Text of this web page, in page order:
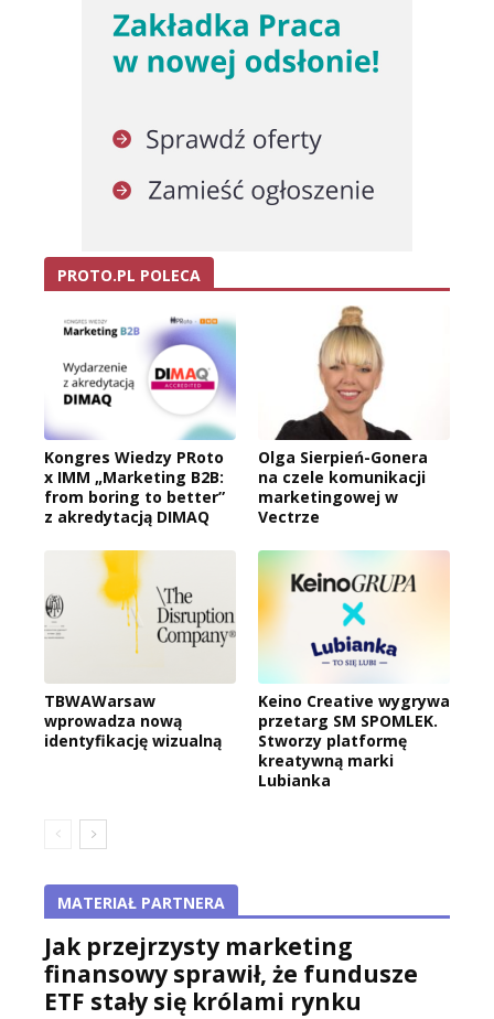
PROTO.PL POLECA
Kongres Wiedzy PRoto
x IMM „Marketing B2B:
from boring to better”
z akredytacją DIMAQ
Olga Sierpień-Gonera
na czele komunikacji
marketingowej w
Vectrze
TBWAWarsaw
wprowadza nową
identyfikację wizualną
Keino Creative wygrywa
przetarg SM SPOMLEK.
Stworzy platformę
kreatywną marki
Lubianka
MATERIAŁ PARTNERA
Jak przejrzysty marketing
finansowy sprawił, że fundusze
ETF stały się królami rynku